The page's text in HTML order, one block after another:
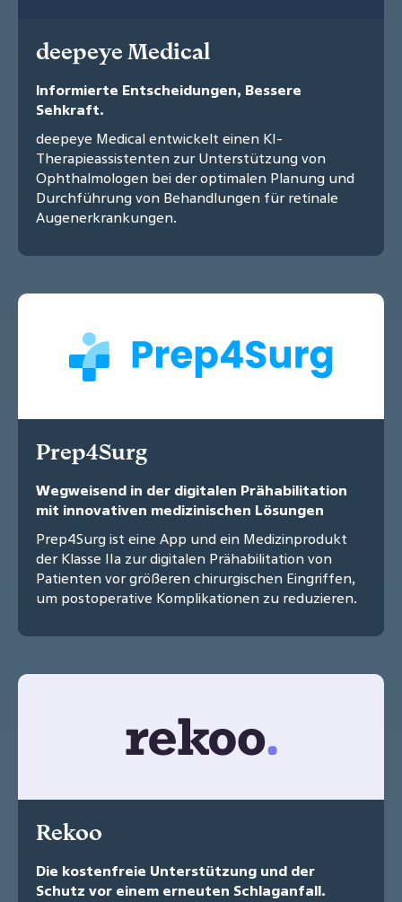
deepeye Medical
Informierte Entscheidungen, Bessere
Sehkraft.
deepeye Medical entwickelt einen KI-
Therapieassistenten zur Unterstützung von
Ophthalmologen bei der optimalen Planung und
Durchführung von Behandlungen für retinale
Augenerkrankungen.
Prep4Surg
Wegweisend in der digitalen Prähabilitation
mit innovativen medizinischen Lösungen
Prep4Surg ist eine App und ein Medizinprodukt
der Klasse IIa zur digitalen Prähabilitation von
Patienten vor größeren chirurgischen Eingriffen,
um postoperative Komplikationen zu reduzieren.
Rekoo
Die kostenfreie Unterstützung und der
Schutz vor einem erneuten Schlaganfall.